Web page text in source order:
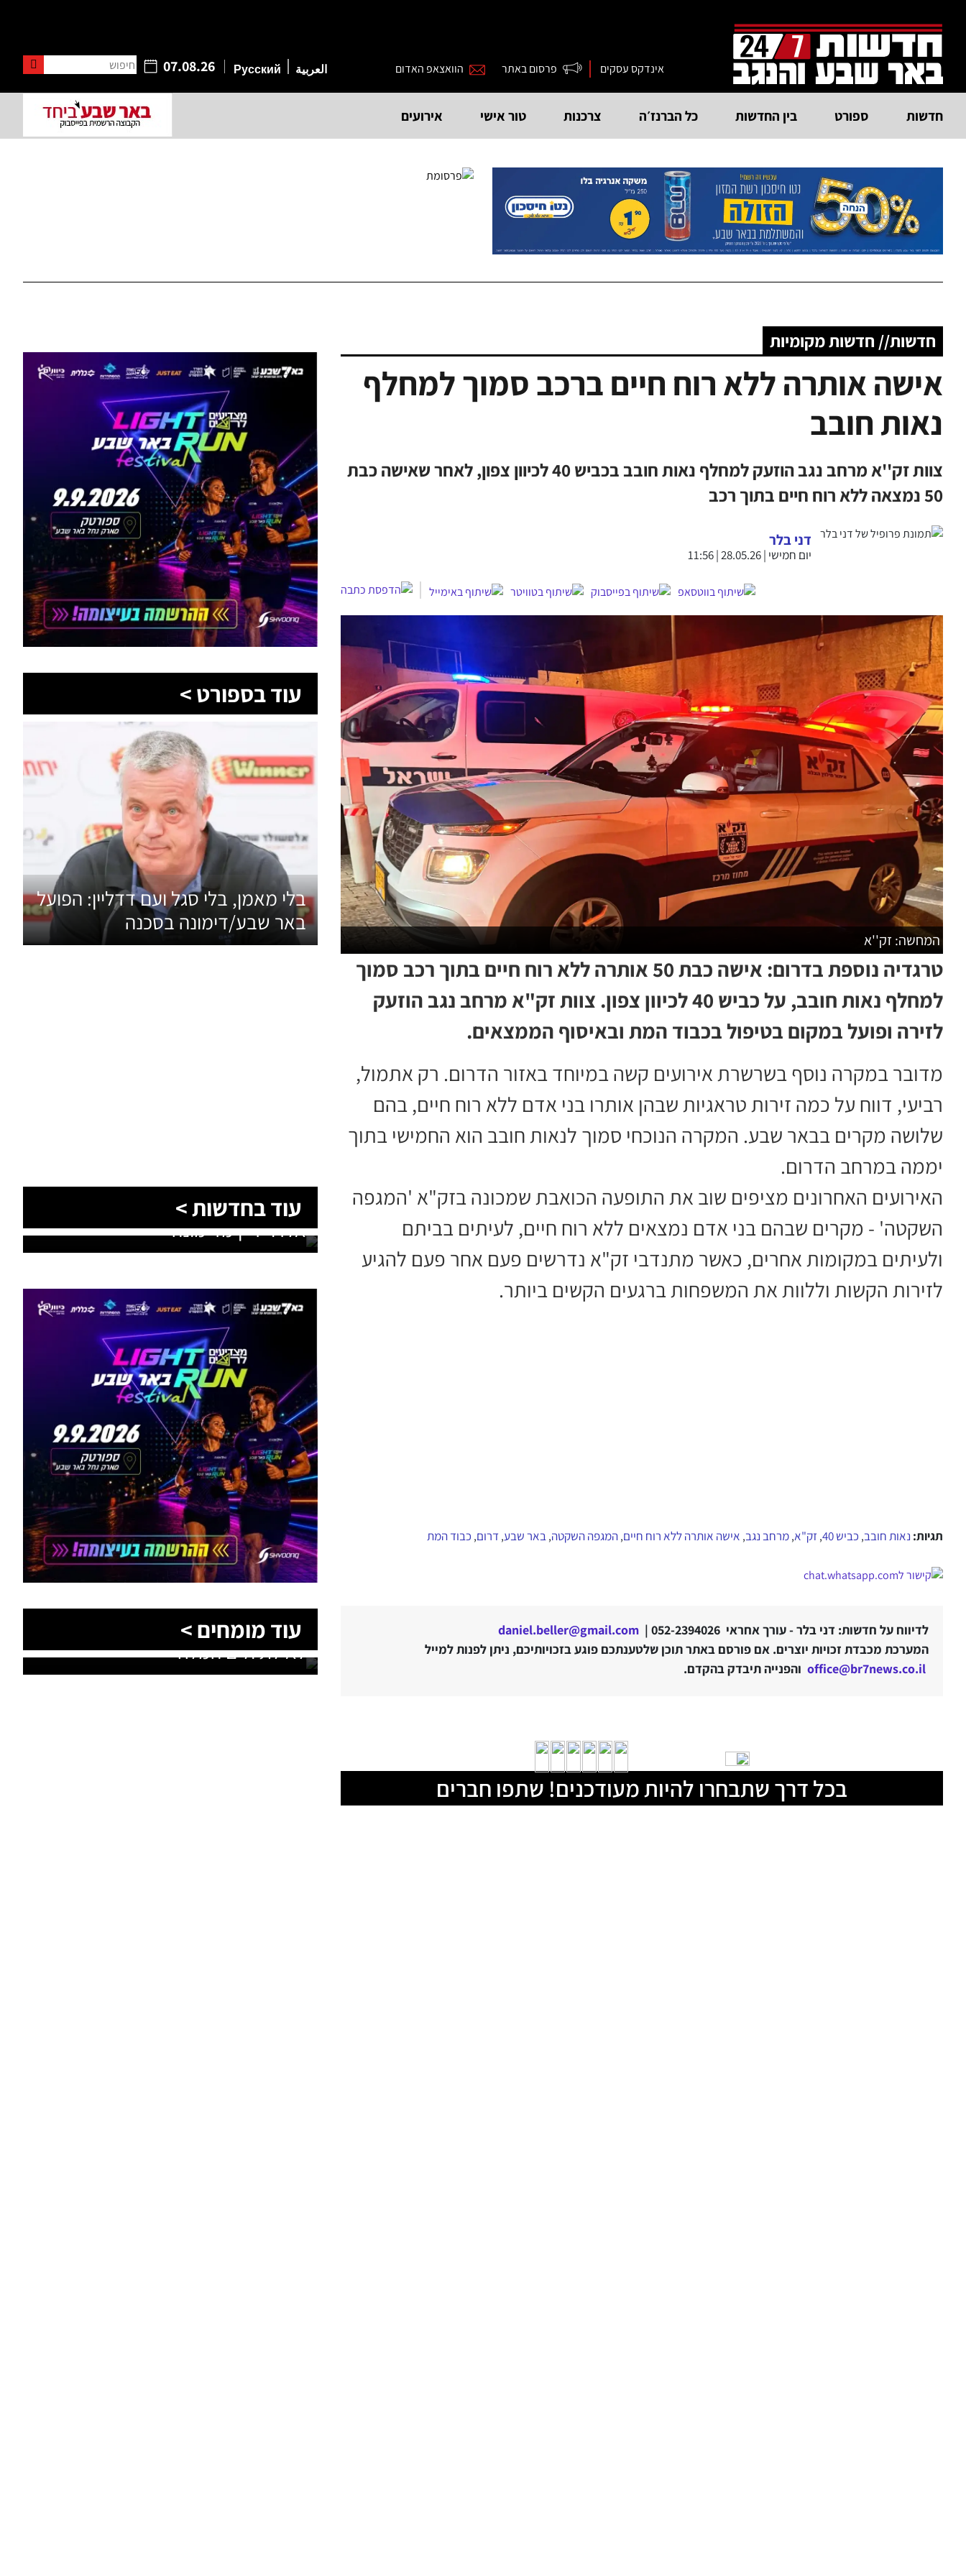
אינדקס עסקים פרסום באתר הוואצאפ האדום 07.08.26 חיפוש العربية Русский
חדשות ספורט בין החדשות כל הברנז׳ה צרכנות טור אישי אירועים
חדשות// חדשות מקומיות
אישה אותרה ללא רוח חיים ברכב סמוך למחלף
נאות חובב
צוות זק''א מרחב נגב הוזעק למחלף נאות חובב בכביש 40 לכיוון צפון, לאחר שאישה כבת
50 נמצאה ללא רוח חיים בתוך רכב
דני בלר
יום חמישי | 28.05.26 | 11:56
המחשה: זק''א
טרגדיה נוספת בדרום: אישה כבת 50 אותרה ללא רוח חיים בתוך רכב סמוך
למחלף נאות חובב, על כביש 40 לכיוון צפון. צוות זק"א מרחב נגב הוזעק
לזירה ופועל במקום בטיפול בכבוד המת ובאיסוף הממצאים.
מדובר במקרה נוסף בשרשרת אירועים קשה במיוחד באזור הדרום. רק אתמול,
רביעי, דווח על כמה זירות טראגיות שבהן אותרו בני אדם ללא רוח חיים, בהם
שלושה מקרים בבאר שבע. המקרה הנוכחי סמוך לנאות חובב הוא החמישי בתוך
יממה במרחב הדרום.
האירועים האחרונים מציפים שוב את התופעה הכואבת שמכונה בזק"א 'המגפה
השקטה' - מקרים שבהם בני אדם נמצאים ללא רוח חיים, לעיתים בביתם
ולעיתים במקומות אחרים, כאשר מתנדבי זק"א נדרשים פעם אחר פעם להגיע
לזירות הקשות וללוות את המשפחות ברגעים הקשים ביותר.
תגיות: נאות חובב, כביש 40 ,זק"א,מרחב נגב, אישה אותרה ללא רוח חיים,המגפה השקטה,באר שבע, דרום, כבוד המת
לדיווח על חדשות: דני בלר - עורך אחראי 052-2394026 |
daniel.beller@gmail.com
המערכת מכבדת זכויות יוצרים. אם פורסם באתר תוכן שלטענתכם פוגע בזכויותיכם, ניתן לפנות למייל
office@br7news.co.il והפנייה תיבדק בהקדם.
בכל דרך שתבחרו להיות מעודכנים! שתפו חברים
עוד בספורט >
בלי מאמן, בלי סגל ועם דדליין: הפועל
באר שבע/דימונה בסכנה
עוד מומחים >
הסעות בדרום 2026: כך מתכננים
נסיעה קבוצתית מושלמת לנגב,
לאילת ולים המלח